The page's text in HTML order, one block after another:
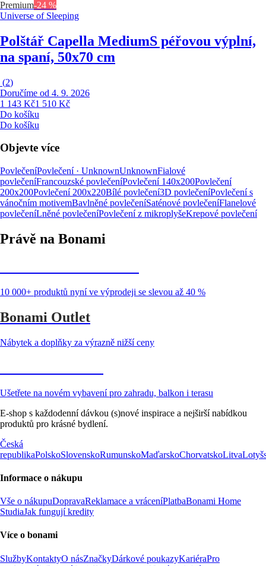
Premium-24 %
Universe of Sleeping
Polštář Capella MediumS péřovou výplní,
na spaní, 50x70 cm
(2)
Doručíme od 4. 9. 2026
1 143 Kč1 510 Kč
Do košíku
Do košíku
Objevte více
PovlečeníPovlečení · UnknownUnknownFialové
povlečeníFrancouzské povlečeníPovlečení 140x200Povlečení
200x200Povlečení 200x220Bílé povlečení3D povlečeníPovlečení s
vánočním motivemBavlněné povlečeníSaténové povlečeníFlanelové
povlečeníLněné povlečeníPovlečení z mikroplyšeKrepové povlečení
Právě na Bonami
10 000+ produktů nyní ve výprodeji se slevou až 40 %
Bonami Outlet
Nábytek a doplňky za výrazně nižší ceny
Ušetřete na novém vybavení pro zahradu, balkon i terasu
E-shop s každodenní dávkou (s)nové inspirace a nejširší nabídkou
produktů pro krásné bydlení.
Česká
republikaPolskoSlovenskoRumunskoMaďarskoChorvatskoLitva
Informace o nákupu
Vše o nákupuDopravaReklamace a vráceníPlatbaBonami Home
StudiaJak fungují kredity
Více o bonami
SlužbyKontaktyO násZnačkyDárkové poukazyKariéraPro